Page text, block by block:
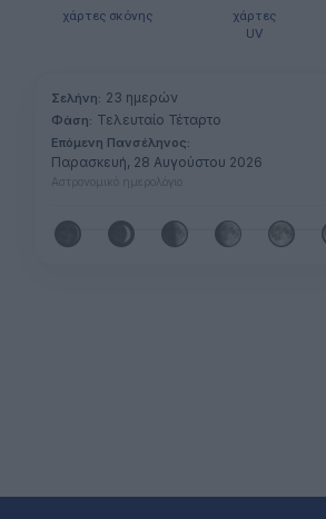
χάρτες σκόνης
χάρτες
UV
Σελήνη: 23 ημερών
Φάση: Τελευταίο Τέταρτο
Επόμενη Πανσέληνος:
Παρασκευή, 28 Αυγούστου 2026
Αστρονομικό ημερολόγιο